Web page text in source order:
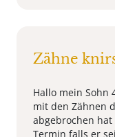
Zähne
Hallo mein Sohn
mit den Zähnen
abgebrochen
Termin falls er